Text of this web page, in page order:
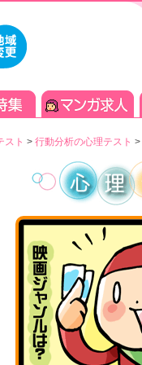
スト > 行動分析の心理テスト >